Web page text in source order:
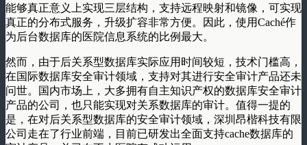
能够真正意义上实现三层结构，支持远程映射和镜像，可实现
真正的分布式服务，升级扩容非常方便。因此，使用Caché作
为后台数据库的医院信息系统的比例最大。
然而，由于后关系型数据库实际应用时间较短，技术门槛高，
在国际数据库安全审计领域，支持对其进行安全审计产品还未
问世。国内市场上，大多拥有自主知识产权的数据库安全审计
产品的公司，也只能实现对关系数据库的审计。值得一提的
是，在对后关系型数据库的安全审计领域，深圳昂楷科技有限
公司走在了行业前端，目前已研发出全面支持cache数据库的